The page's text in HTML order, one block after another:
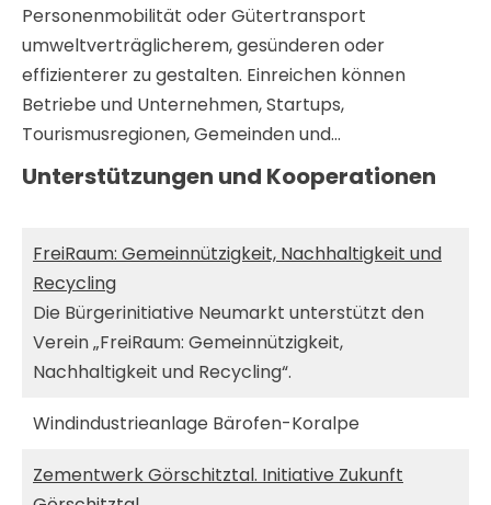
Personenmobilität oder Gütertransport
umweltverträglicherem, gesünderen oder
effizienterer zu gestalten. Einreichen können
Betriebe und Unternehmen, Startups,
Tourismusregionen, Gemeinden und…
Unterstützungen und Kooperationen
FreiRaum: Gemeinnützigkeit, Nachhaltigkeit und
Recycling
Die Bürgerinitiative Neumarkt unterstützt den
Verein „FreiRaum: Gemeinnützigkeit,
Nachhaltigkeit und Recycling“.
Windindustrieanlage Bärofen-Koralpe
Zementwerk Görschitztal. Initiative Zukunft